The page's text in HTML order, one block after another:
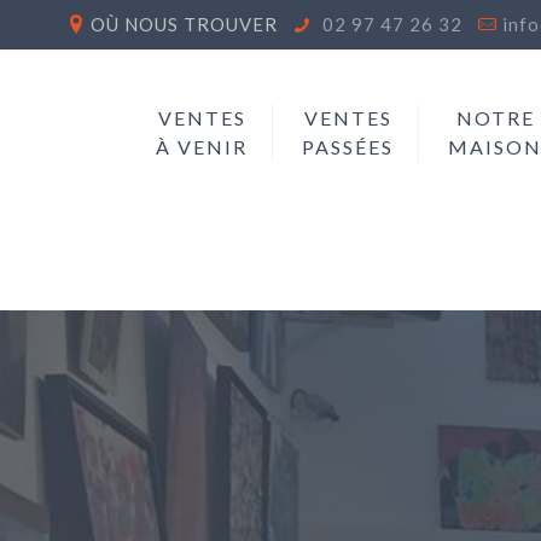
OÙ NOUS TROUVER 02 97 47 26 32
VENTES
À VENIR
VENTES
PASSÉES
NOTRE